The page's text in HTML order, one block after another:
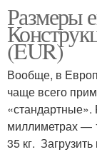
Размеры
(EUR)
Вообще, в
чаще всего
«стандартные».
миллиметрах —
35 кг.